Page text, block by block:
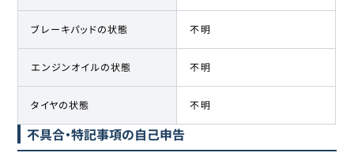
ブレーキパッドの状態 不明
エンジンオイルの状態 不明
タイヤの状態 不明
不具合・特記事項の自己申告